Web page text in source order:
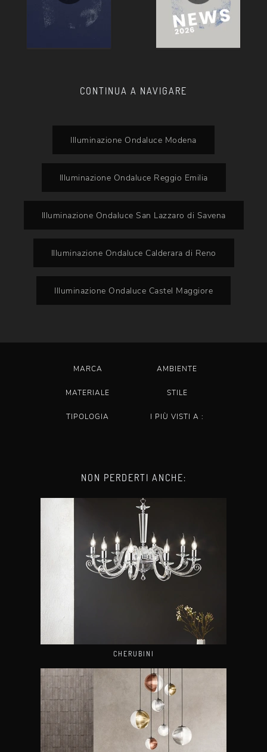
CONTINUA A NAVIGARE
Illuminazione Ondaluce Modena
Illuminazione Ondaluce Reggio Emilia
Illuminazione Ondaluce San Lazzaro di Savena
Illuminazione Ondaluce Calderara di Reno
Illuminazione Ondaluce Castel Maggiore
MARCA AMBIENTE
MATERIALE STILE
TIPOLOGIA I PIÙ VISTI A :
NON PERDERTI ANCHE:
CHERUBINI